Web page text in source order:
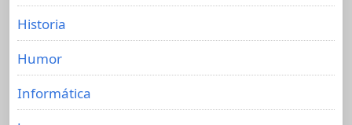
Historia
Humor
Informática